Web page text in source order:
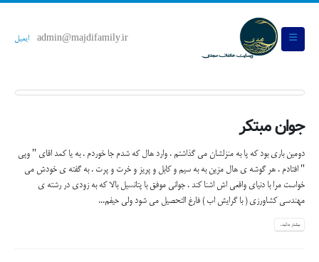
admin@majdifamily.ir ایمیل
جوان مبتکر
دومین باری بود که پا به منزلشان می گذاشتم . وارد هال که شدم جا خوردم . به یا کمد اقای " وپی
" افتادم . هر گوشه ی هال مزین به به سیم و کابل و پریز و خرت و پرت . به گفته ی خودش می
خواست مرا با دنیای واقعی اش اشنا کند . جوانی موفق با پتانسیل بالا که به زودی در رشته ی
مهندسی کشاورزی ( با گرایش اب ) فارغ التحصیل می شود ولی حیفم...
بیشتر بدانید...